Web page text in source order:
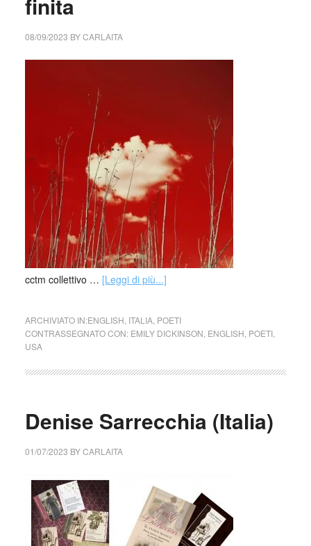
08/09/2023 BYCARLAITA
cctm collettivo … [Leggi di più...]
ARCHIVIATO IN:ENGLISH ITALIA, POETI
CONTRASSEGNATO CON: EMILY DICKINSON ENGLISH POETI,
USA
Denise Sarrecchia (Italia)
01/07/2023 BYCARLAITA